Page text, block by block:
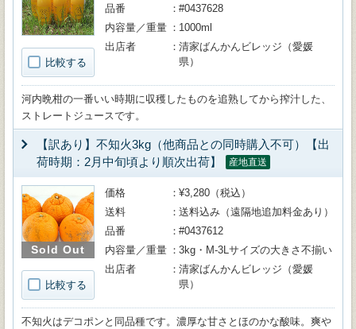
比較する
品番
#0437628
内容量／重量
1000ml
出店者
清家ばんかんビレッジ（愛媛
県）
河内晩柑の一番いい時期に収穫したものを追熟してから搾汁した、
ストレートジュースです。
【訳あり】不知火3kg（他商品との同時購入不可）【出
荷時期：2月中旬頃より順次出荷】
産地直送
Sold Out
比較する
価格
¥3,280（税込）
送料
送料込み（遠隔地追加料金あり）
品番
#0437612
内容量／重量
3kg・M-3Lサイズの大きさ不揃い
出店者
清家ばんかんビレッジ（愛媛
県）
不知火はデコポンと同品種です。濃厚な甘さとほのかな酸味。爽や